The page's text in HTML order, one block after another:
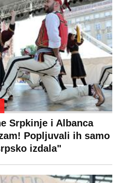
Srpkinje i Albanca
Popljuvali ih samo
izdala"